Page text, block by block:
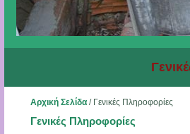
Αρχική Σελίδα/ Γενικές Πληροφορίες
Γενικές Πληροφορίες